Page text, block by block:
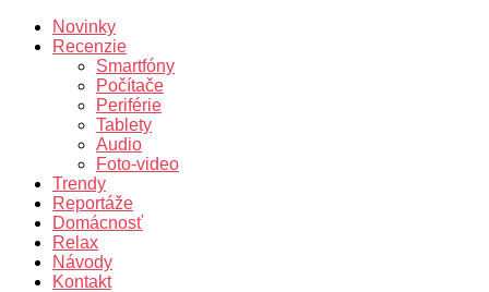
Novinky
Recenzie
Smartfóny
Počítače
Periférie
Tablety
Audio
Foto-video
Trendy
Reportáže
Domácnosť
Relax
Návody
Kontakt